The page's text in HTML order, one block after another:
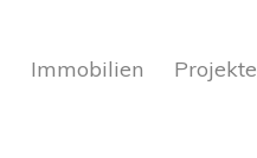
Immobilien Projekte